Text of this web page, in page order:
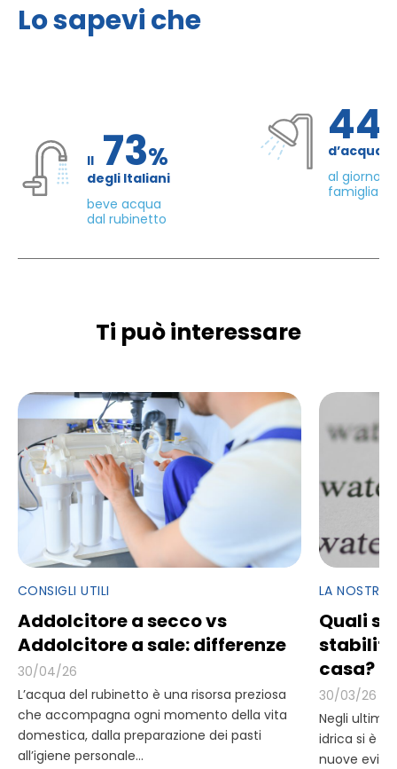
Lo sapevi che
Il 73%
degli Italiani
beve acqua
dal rubinetto
d’acqua
al giorno
famiglia di
Ti può interessare
CONSIGLI UTILI
Addolcitore a secco vs
Addolcitore a sale: differenze
30/04/26
L’acqua del rubinetto è una risorsa preziosa
che accompagna ogni momento della vita
domestica, dalla preparazione dei pasti
all’igiene personale...
LA NOSTRA
Quali
stabiliti
casa?
30/03/26
Negli ultimi
idrica si è
nuove